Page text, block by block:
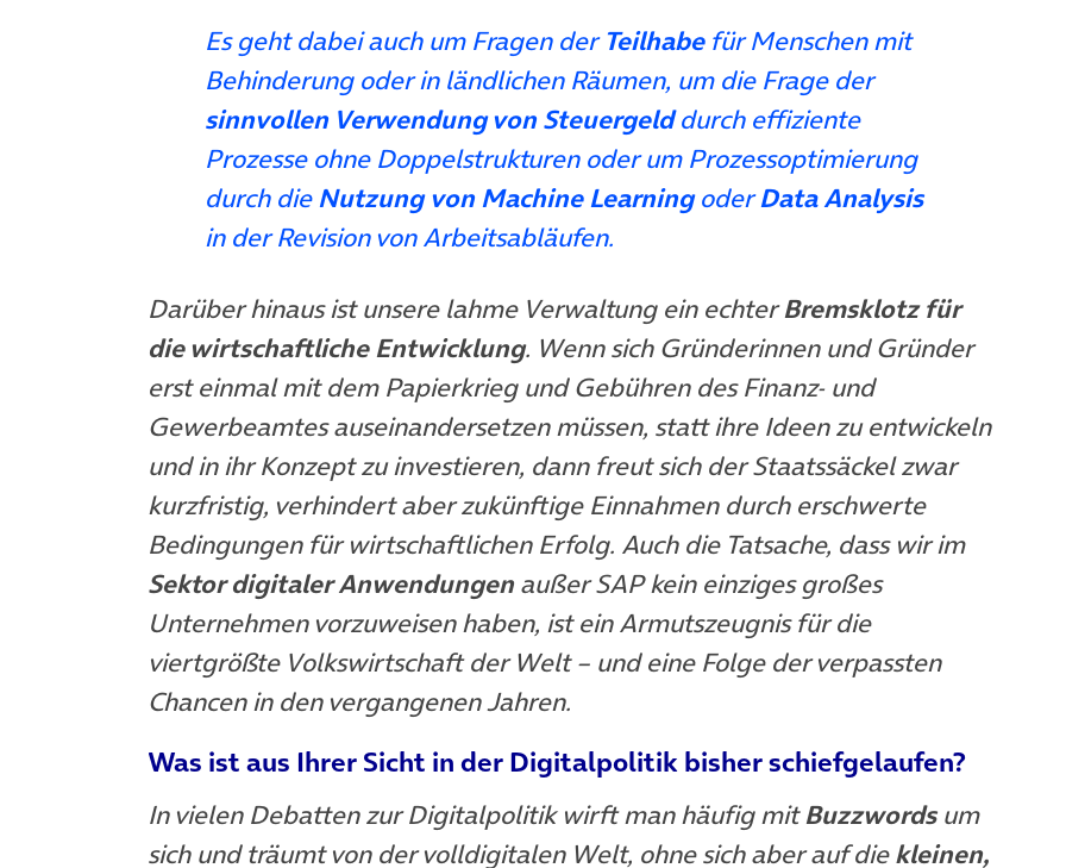
Es geht dabei auch um Fragen der Teilhabefür Menschen mit
Behinderung oder in ländlichen Räumen, um die Frage der
sinnvollen Verwendung von Steuergelddurch effiziente
Prozesse ohne Doppelstrukturen oder um Prozessoptimierung
durch dieNutzungvon Machine LearningoderData Analysis
in der Revision von Arbeitsabläufen.
Darüber hinaus ist unsere lahme Verwaltung ein echterBremsklotz für
die wirtschaftliche Entwicklung. Wenn sich Gründerinnen und Gründer
erst einmal mit dem Papierkrieg und Gebühren des Finanz- und
Gewerbeamtes auseinandersetzen müssen, statt ihre Ideen zu entwickeln
und in ihr Konzept zu investieren, dann freut sich der Staatssäckel zwar
kurzfristig, verhindert aber zukünftige Einnahmen durch erschwerte
Bedingungen für wirtschaftlichen Erfolg. Auch die Tatsache, dass wir im
Sektor digitaler Anwendungen außer SAP kein einziges großes
Unternehmen vorzuweisen haben, ist ein Armutszeugnis für die
viertgrößte Volkswirtschaft der Welt – und eine Folge der verpassten
Chancen in den vergangenen Jahren.
Was ist aus Ihrer Sicht in der Digitalpolitik bisher schiefgelaufen?
In vielen Debatten zur Digitalpolitik wirft man häufig mitBuzzwordsum
sich und träumt von der volldigitalen Welt, ohne sich aber auf diekleinen,